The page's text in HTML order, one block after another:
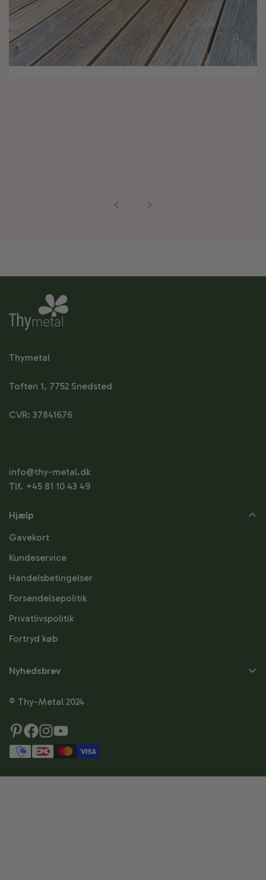
Thymetal
Toften 1, 7752 Snedsted
CVR: 37841676
info@thy-metal.dk
Tlf. +45 81 10 43 49
Hjælp
Gavekort
Kundeservice
Handelsbetingelser
Forsendelsepolitik
Privatlivspolitik
Fortryd køb
Nyhedsbrev
Skriv dig op til
Skriv dig op og modtag besked om nyheder,
tilbud, tips & tricks og meget mere.
© Thy-Metal 2024